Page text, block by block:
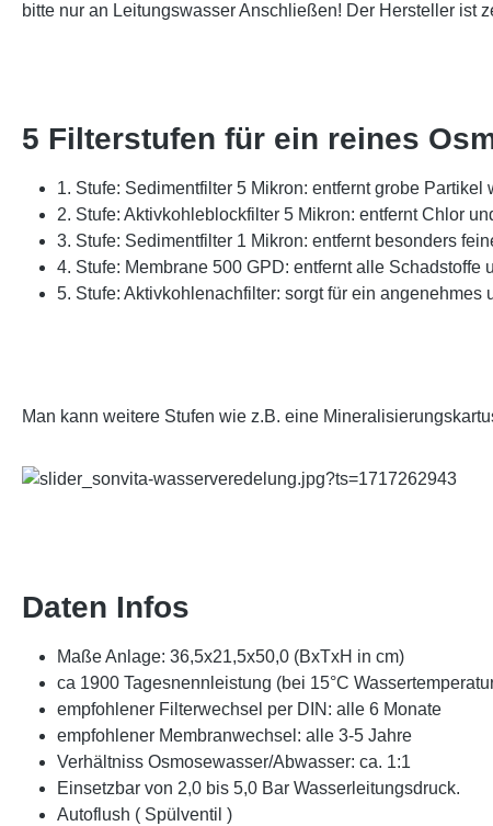
bitte nur an Leitungswasser Anschließen! Der Hersteller ist
5 Filterstufen für ein reines
1. Stufe: Sedimentfilter 5 Mikron: entfernt grobe Partikel
2. Stufe: Aktivkohleblockfilter 5 Mikron: entfernt Chlor
3. Stufe: Sedimentfilter 1 Mikron: entfernt besonders
4. Stufe: Membrane 500 GPD: entfernt alle Schadstoffe
5. Stufe: Aktivkohlenachfilter: sorgt für ein
Man kann weitere Stufen wie z.B. eine
Daten Infos
Maße Anlage: 36,5x21,5x50,0 (BxTxH in cm)
ca 1900 Tagesnennleistung (bei 15°C
empfohlener Filterwechsel per DIN: alle 6 Monate
empfohlener Membranwechsel: alle 3-5 Jahre
Verhältniss Osmosewasser/Abwasser: ca. 1:1
Einsetzbar von 2,0 bis 5,0 Bar Wasserleitungsdruck.
Autoflush ( Spülventil )